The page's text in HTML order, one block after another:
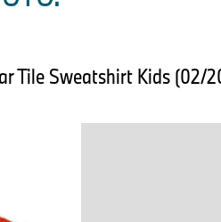
Tile Sweatshirt Kids (02/